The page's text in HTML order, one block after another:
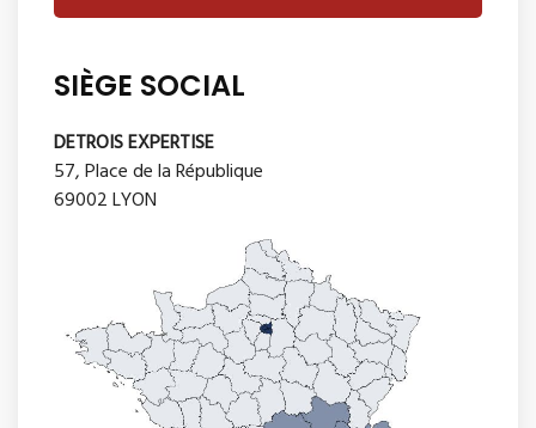
SIÈGE SOCIAL
DETROIS EXPERTISE
57, Place de la République
69002 LYON